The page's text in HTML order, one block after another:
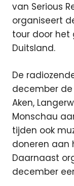
van Serious
organiseert
tour door het
Duitsland.
De
december de
Aken,
Monschau
tijden ook
doneren aan
Daarnaast
december